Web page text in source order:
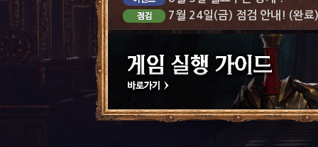
7월 24일(금) 점검 안내! (완료)